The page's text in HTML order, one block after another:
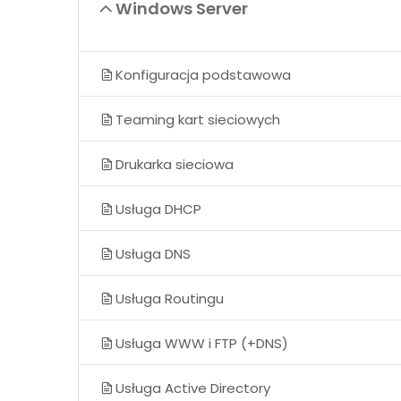
Windows Server
Konfiguracja podstawowa
Teaming kart sieciowych
Drukarka sieciowa
Usługa DHCP
Usługa DNS
Usługa Routingu
Usługa WWW i FTP (+DNS)
Usługa Active Directory